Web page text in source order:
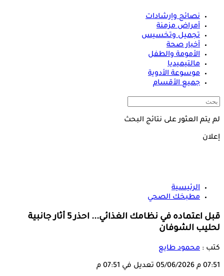
نصائح وإرشادات
أمراض مزمنة
تجميل وتخسيس
أخبار صحة
الأمومة والطفل
مالتيميديا
موسوعة الأدوية
جميع الأقسام
لم يتم العثور على نتائج البحث
إعلان
الرئيسية
مطبخك الصحي
قبل اعتماده في نظامك الغذائي... احذر 5 أثار جانبية
لحليب الشوفان
كتب : محمود طايع
07:51 م 05/06/2026 تعديل في 07:51 م